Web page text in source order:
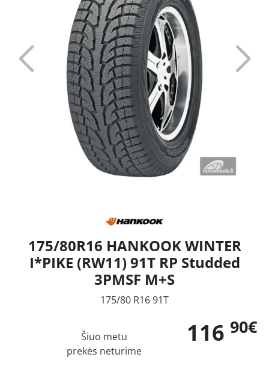
175/80R16 HANKOOK WINTER
I*PIKE (RW11) 91T RP Studded
3PMSF M+S
175/80 R16 91T
116 90€
Šiuo metu
prekės neturime